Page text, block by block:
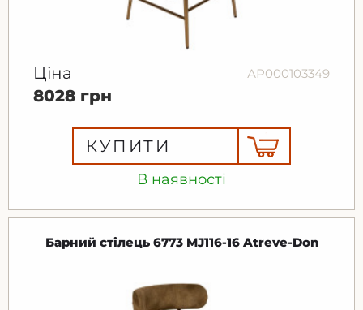
В наявності
Ціна АР000103349
8028 грн
КУПИТИ
Барний стілець 6773 MJ116-16 Atreve-Don